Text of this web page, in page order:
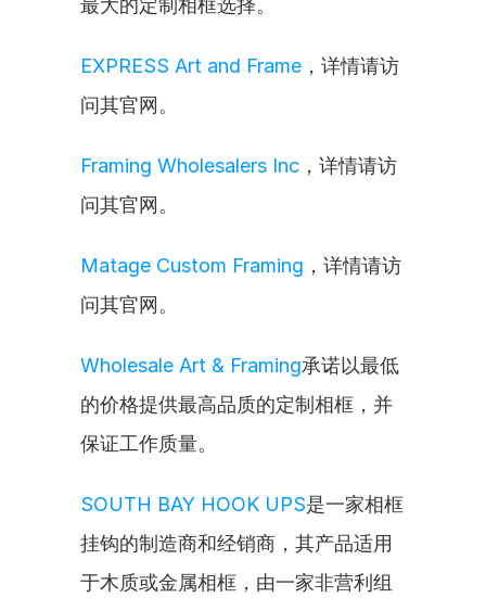
最大的定制相框选择。
EXPRESS Art and Frame ，详情请访
问其官网。
Framing Wholesalers Inc ，详情请访
问其官网。
Matage Custom Framing ，详情请访
问其官网。
Wholesale Art & Framing承诺以最低
的价格提供最高品质的定制相框，并
保证工作质量。
SOUTH BAY HOOK UPS是一家相框
挂钩的制造商和经销商，其产品适用
于木质或金属相框，由一家非营利组